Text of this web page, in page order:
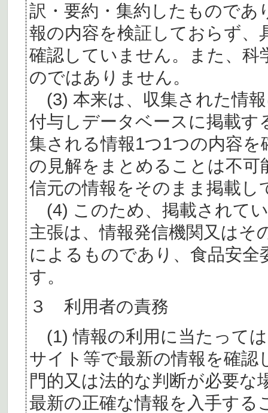
訳・要約・集約したものであ
報の内容を検証しておらず、
確認していません。また、
のではありません。
(3) 本来は、収集された情
付与しデータベースに掲載
集される情報1つ1つの内容
の見解をまとめることは不
信元の情報をそのまま掲載し
(4) このため、掲載されて
主張は、情報発信機関又はそ
によるものであり、食品安
す。
３ 利用者の責務
(1) 情報の利用に当たって
サイト等で最新の情報を確認
門的又は法的な判断が必要
最新の正確な情報を入手する